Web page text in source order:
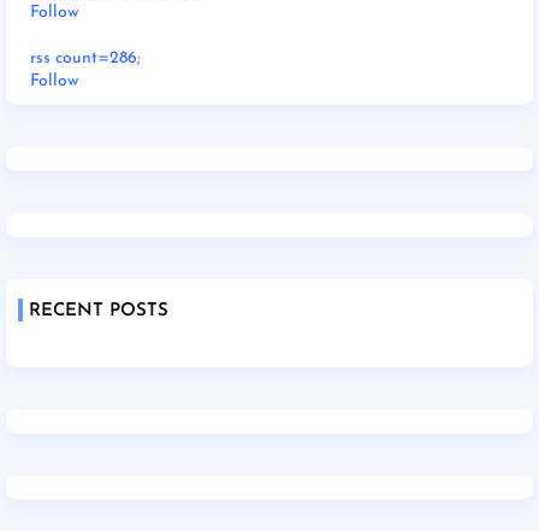
Follow
rss count=286;
Follow
RECENT POSTS